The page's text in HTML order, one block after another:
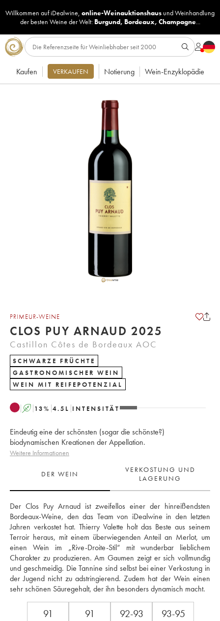
Willkommen auf iDealwine, online-Weinauktionshaus undWeinhandlung
der besten Weine der Welt: Burgund, Bordeaux, Champagne...
Kaufen VERKAUFEN Notierung Wein-Enzyklopädie
PRIMEUR-WEINE
CLOS PUY ARNAUD 2025
Castillon Côtes de Bordeaux AOC
SCHWARZE FRÜCHTE
GASTRONOMISCHER WEIN
WEIN MIT REIFEPOTENZIAL
A 13% 4.5 L INTENSITÄT
Eindeutig eine der schönsten (sogar die schönste?)
biodynamischen Kreationen der Appellation.
Weitere Informationen
DER WEIN
VERKOSTUNG UND
LAGERUNG
Der Clos Puy Arnaud ist zweifellos einer der hinreißendsten
Bordeaux-Weine, den das Team von iDealwine in den letzten
Jahren verkostet hat. Thierry Valette holt das Beste aus seinem
Terroir heraus, mit einem überwiegenden Anteil an Merlot, um
einen Wein im „Rive-Droite-Stil“ mit wunderbar lieblichem
Charakter zu produzieren. Am Gaumen zeigt er sich vollmundig
und geschmeidig. Die Tannine sind selbst bei einer Verkostung in
der Jugend nicht zu adstringierend. Zudem hat der Wein einen
sehr schönen Säuregehalt, der ihn besonders dynamisch macht.
91 91 92-93 93-95